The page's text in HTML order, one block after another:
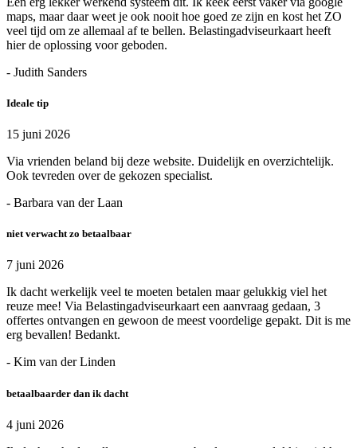
maps, maar daar weet je ook nooit hoe goed ze zijn en kost het ZO
veel tijd om ze allemaal af te bellen. Belastingadviseurkaart heeft
hier de oplossing voor geboden.
- Judith Sanders
Ideale tip
15 juni 2026
Via vrienden beland bij deze website. Duidelijk en overzichtelijk.
Ook tevreden over de gekozen specialist.
- Barbara van der Laan
niet verwacht zo betaalbaar
7 juni 2026
Ik dacht werkelijk veel te moeten betalen maar gelukkig viel het
reuze mee! Via Belastingadviseurkaart een aanvraag gedaan, 3
offertes ontvangen en gewoon de meest voordelige gepakt. Dit is me
erg bevallen! Bedankt.
- Kim van der Linden
betaalbaarder dan ik dacht
4 juni 2026